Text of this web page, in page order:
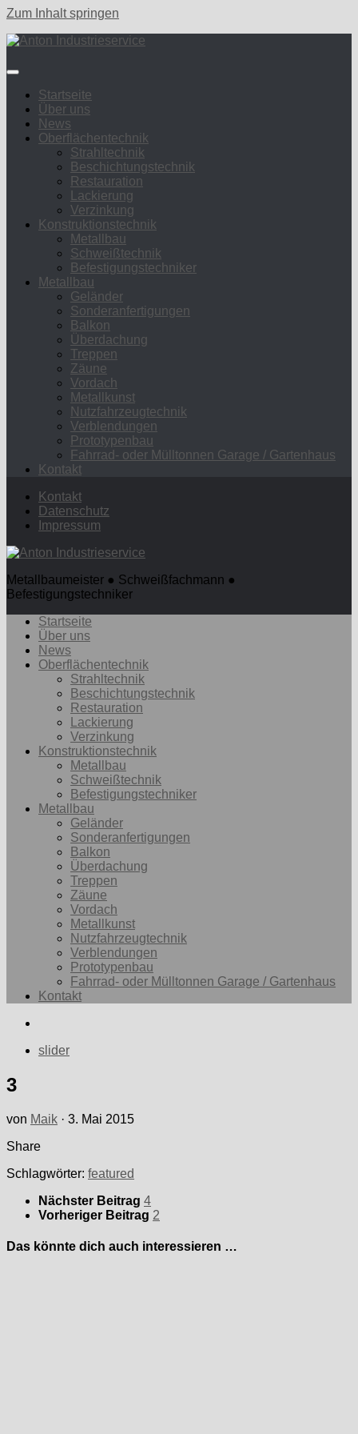
Zum Inhalt springen
Startseite
Über uns
News
Oberflächentechnik
Strahltechnik
Beschichtungstechnik
Restauration
Lackierung
Verzinkung
Konstruktionstechnik
Metallbau
Schweißtechnik
Befestigungstechniker
Metallbau
Geländer
Sonderanfertigungen
Balkon
Überdachung
Treppen
Zäune
Vordach
Metallkunst
Nutzfahrzeugtechnik
Verblendungen
Prototypenbau
Fahrrad- oder Mülltonnen Garage / Gartenhaus
Kontakt
Kontakt
Datenschutz
Impressum
Metallbaumeister ● Schweißfachmann ●
Befestigungstechniker
Startseite
Über uns
News
Oberflächentechnik
Strahltechnik
Beschichtungstechnik
Restauration
Lackierung
Verzinkung
Konstruktionstechnik
Metallbau
Schweißtechnik
Befestigungstechniker
Metallbau
Geländer
Sonderanfertigungen
Balkon
Überdachung
Treppen
Zäune
Vordach
Metallkunst
Nutzfahrzeugtechnik
Verblendungen
Prototypenbau
Fahrrad- oder Mülltonnen Garage / Gartenhaus
Kontakt
slider
3
von Maik · 3. Mai 2015
Share
Schlagwörter: featured
Nächster Beitrag 4
Vorheriger Beitrag 2
Das könnte dich auch interessieren …